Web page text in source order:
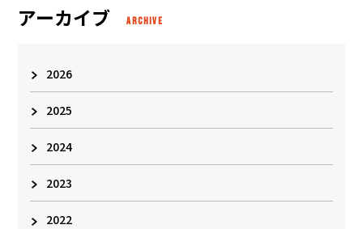
アーカイブ ARCHIVE
2026
2025
2024
2023
2022